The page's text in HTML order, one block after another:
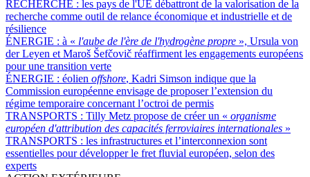
RECHERCHE : les pays de l'UE débattront de la valorisation de la
recherche comme outil de relance économique et industrielle et de
résilience
ÉNERGIE : à « l'aube de l'ère de l'hydrogène propre », Ursula von
der Leyen et Maroš Šefčovič réaffirment les engagements européens
pour une transition verte
ÉNERGIE : éolien offshore, Kadri Simson indique que la
Commission européenne envisage de proposer l’extension du
régime temporaire concernant l’octroi de permis
TRANSPORTS : Tilly Metz propose de créer un « organisme
européen d'attribution des capacités ferroviaires internationales »
TRANSPORTS : les infrastructures et l’interconnexion sont
essentielles pour développer le fret fluvial européen, selon des
experts